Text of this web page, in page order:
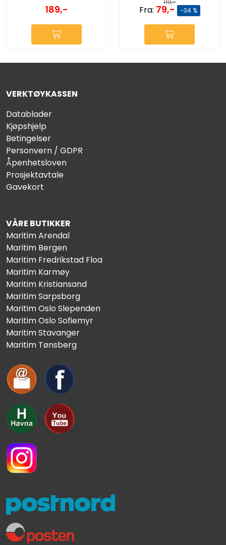
189,-
119,-
Fra: 79,- -34 %
VERKTØYKASSEN
Datablader
Kjøpshjelp
Betingelser
Personvern / GDPR
Åpenhetsloven
Prosjektavtale
Gavekort
VÅRE BUTIKKER
Maritim Arendal
Maritim Bergen
Maritim Fredrikstad Floa
Maritim Karmøy
Maritim Kristiansand
Maritim Sarpsborg
Maritim Oslo Slependen
Maritim Oslo Sofiemyr
Maritim Stavanger
Maritim Tønsberg